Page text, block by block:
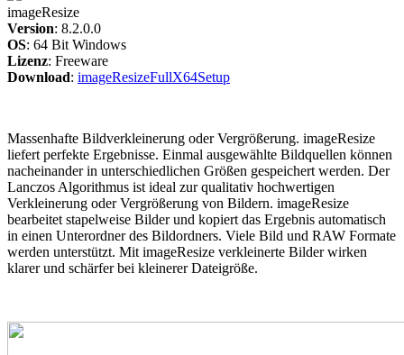
imageResize
Version: 8.2.0.0
OS: 64 Bit Windows
Lizenz: Freeware
Download: imageResizeFullX64Setup
Massenhafte Bildverkleinerung oder Vergrößerung. imageResize
liefert perfekte Ergebnisse. Einmal ausgewählte Bildquellen können
nacheinander in unterschiedlichen Größen gespeichert werden. Der
Lanczos Algorithmus ist ideal zur qualitativ hochwertigen
Verkleinerung oder Vergrößerung von Bildern. imageResize
bearbeitet stapelweise Bilder und kopiert das Ergebnis automatisch
in einen Unterordner des Bildordners. Viele Bild und RAW Formate
werden unterstützt. Mit imageResize verkleinerte Bilder wirken
klarer und schärfer bei kleinerer Dateigröße.